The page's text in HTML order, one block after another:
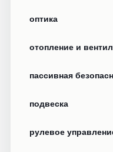
оптика
отопление и
пассивная
подвеска
рулевое